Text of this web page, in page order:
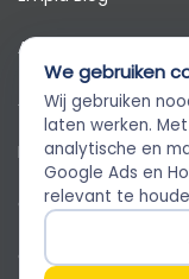
Algemene
AVG
Privacybeleid
Cookiebeleid
Cookievoorkeuren
Empla
Altijd
We gebruiken
Wij gebruiken
laten werken.
analytische en
Google Ads en
relevant te